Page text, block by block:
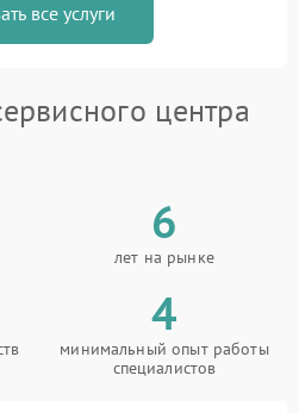
все услуги
центра
6
лет на рынке
4
минимальный опыт работы
специалистов